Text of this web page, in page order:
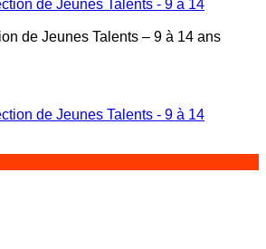
de Jeunes Talents – 9 à 14 ans